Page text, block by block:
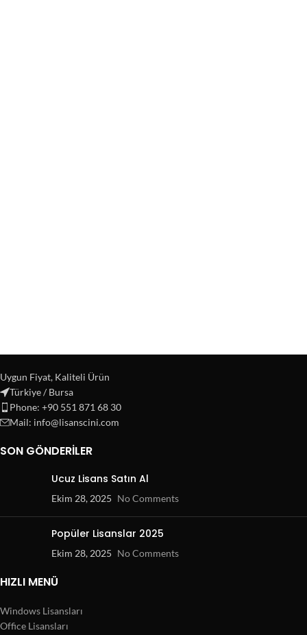
Uygun Fiyat, Kaliteli Ürün
Türkiye / Bursa
Phone: +90 551 871 68 30
Mail: info@lisanscini.com
SON GÖNDERILER
Ucuz Lisans Satın Al
Ekim 28, 2025 No Comments
Popüler Lisanslar 2025
Ekim 28, 2025 No Comments
HIZLI MENÜ
Windows Lisansları
Office Lisansları